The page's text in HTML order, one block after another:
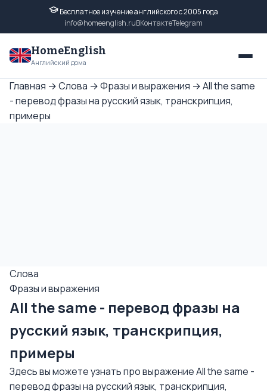
Бесплатное изучение английского с 2005 года
info@homeenglish.ruВКонтактеTelegram
HomeEnglish
Английский дома
Главная →Слова →Фразы и выражения →All the same
- перевод фразы на русский язык, транскрипция,
примеры
Слова
Фразы и выражения
All the same - перевод фразы на
русский язык, транскрипция,
примеры
Здесь вы можете узнать про выражение All the same -
перевод фразы на русский язык, транскрипция,